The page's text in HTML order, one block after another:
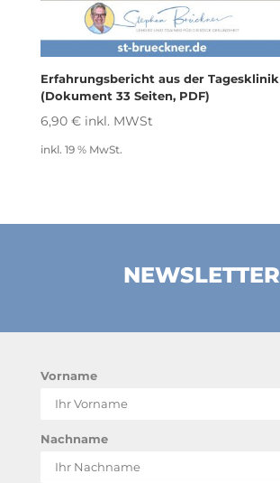
Erfahrungsbericht aus der Tagesklinik
(Dokument 33 Seiten, PDF)
6,90 € inkl. MWSt
inkl. 19 % MwSt.
NEWSLETTER
Vorname
Nachname